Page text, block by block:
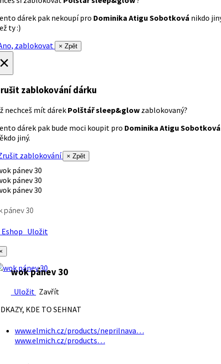
dárek pak nekoupí pro Dominika Atigu Sobotková nikdo
ty :)
zablokovat
× Zpět
zablokování dárku
nechceš mít dárek Polštář sleep&glow zablokovaný?
dárek pak bude moci koupit pro Dominika Atigu Sobotková
jiný.
zablokování
× Zpět
pánev 30
Uložit
wok pánev 30
Uložit Zavřít
KDE TO SEHNAT
www.elmich.cz/products/neprilnava…
www.elmich.cz/products…